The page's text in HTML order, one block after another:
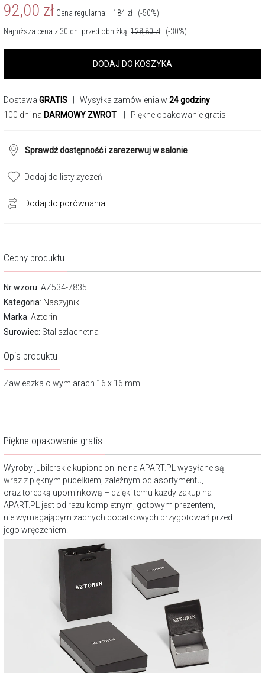
92,00 zł Cena regularna: 184zł
(-50%)
Najniższa cena z 30 dni przed obniżką: 128,80zł (-30%)
DODAJ DO KOSZYKA
Dostawa GRATIS | Wysyłka zamówienia w 24 godziny
100 dni na DARMOWY ZWROT | Piękne opakowanie gratis
Sprawdź dostępność i zarezerwuj w salonie
Dodaj do listy życzeń
Dodaj do porównania
Cechy produktu
Nr wzoru: AZ534-7835
Kategoria: Naszyjniki
Marka: Aztorin
Surowiec: Stal szlachetna
Opis produktu
Zawieszka o wymiarach 16 x 16 mm
Piękne opakowanie gratis
Wyroby jubilerskie kupione online na APART.PL wysyłane są
wraz z pięknym pudełkiem, zależnym od asortymentu,
oraz torebką upominkową – dzięki temu każdy zakup na
APART.PL jest od razu kompletnym, gotowym prezentem,
nie wymagającym żadnych dodatkowych przygotowań przed
jego wręczeniem.